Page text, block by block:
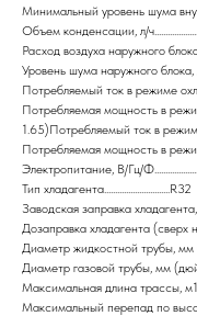
Минимальный уровень шума
Объем конденсации, л/
Расход воздуха наружного блока,
Уровень шума наружного блока,
Потребляемый ток в режиме
Потребляемая мощность в
1.65)Потребляемый ток в
Потребляемая мощность в
Электропитание, В/Гц/
Тип хладагента..............................R32
Заводская заправка хладагента,
Дозаправка хладагента (сверх
Диаметр жидкостной трубы, мм
Диаметр газовой трубы, мм
Максимальная длина трассы,
Максимальный перепад по